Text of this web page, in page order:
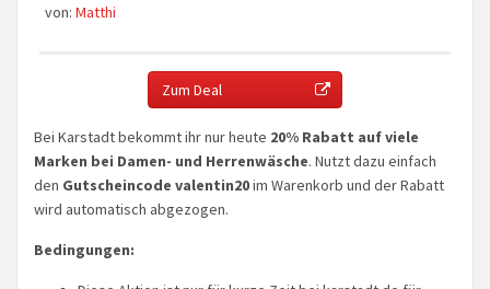
von: Matthi
Zum Deal
Bei Karstadt bekommt ihr nur heute 20% Rabatt auf viele
Marken bei Damen- und Herrenwäsche. Nutzt dazu einfach
den Gutscheincode valentin20im Warenkorb und der Rabatt
wird automatisch abgezogen.
Bedingungen: